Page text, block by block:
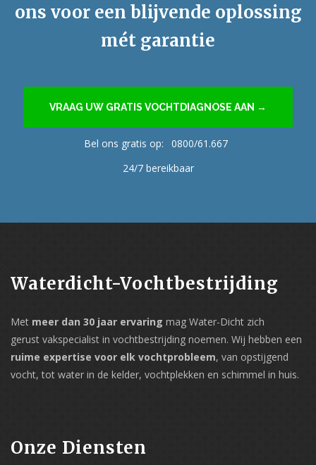
ons voor een blijvende oplossing
mét garantie
VRAAG UW GRATIS VOCHTDIAGNOSE AAN →
Bel ons gratis op:
0800/61.667
24/7 bereikbaar
Waterdicht-Vochtbestrijding
Met meer dan 30 jaar ervaring mag Water-Dicht zich
gerust vakspecialist in vochtbestrijding noemen. Wij hebben een
ruime expertise voor elk vochtprobleem, van opstijgend
vocht, tot water in de kelder, vochtplekken en schimmel in huis.
Onze Diensten